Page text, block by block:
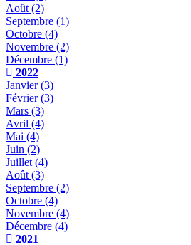
Août (2)
Septembre (1)
Octobre (4)
Novembre (2)
Décembre (1)
2022
Janvier(3)
Février(3)
Mars (3)
Avril (4)
Mai (4)
Juin (2)
Juillet (4)
Août (3)
Septembre (2)
Octobre (4)
Novembre (4)
Décembre (4)
2021